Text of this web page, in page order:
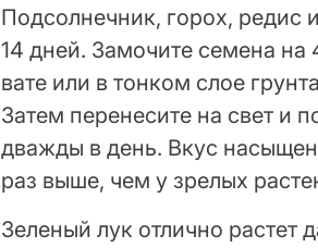
Подсолнечник, горох, редис
14 дней. Замочите семена
вате или в тонком слое
Затем перенесите на свет и
дважды в день. Вкус
раз выше, чем у зрелых
Зеленый лук отлично растет